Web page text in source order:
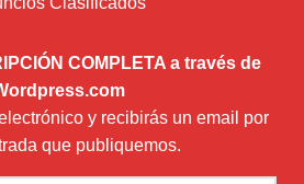
COMPLETA a través de
y recibirás un email por
que publiquemos.